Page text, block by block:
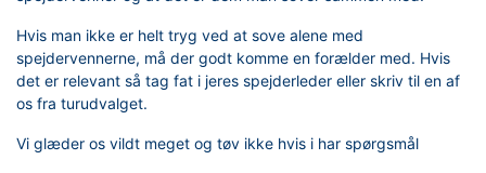
Hvis man ikke er helt tryg ved at sove alene med
spejdervennerne, må der godt komme en forælder med. Hvis
det er relevant så tag fat i jeres spejderleder eller skriv til en af
os fra turudvalget.
Vi glæder os vildt meget og tøv ikke hvis i har spørgsmål